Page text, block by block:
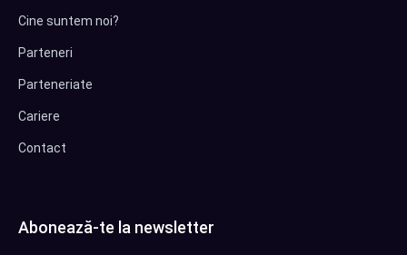
Cine suntem noi?
Parteneri
Parteneriate
Cariere
Contact
Abonează-te la newsletter